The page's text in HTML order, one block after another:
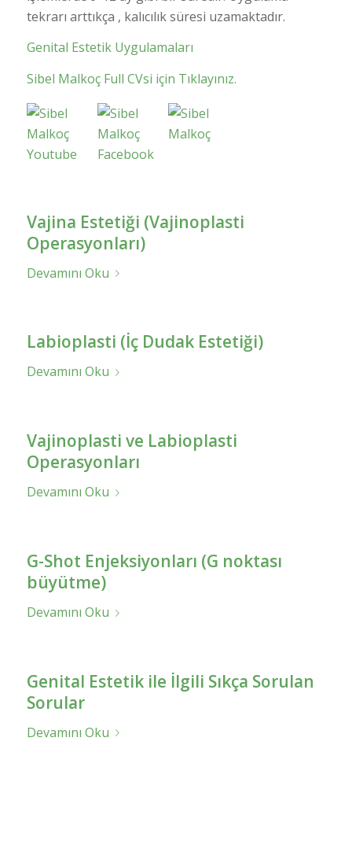
tekrarı arttıkça , kalıcılık süresi uzamaktadır.
Genital Estetik Uygulamaları
Sibel Malkoç Full CVsi için Tıklayınız.
Vajina Estetiği (Vajinoplasti
Operasyonları)
Devamını Oku
Labioplasti (İç Dudak Estetiği)
Devamını Oku
Vajinoplasti ve Labioplasti
Operasyonları
Devamını Oku
G-Shot Enjeksiyonları (G noktası
büyütme)
Devamını Oku
Genital Estetik ile İlgili Sıkça Sorulan
Sorular
Devamını Oku